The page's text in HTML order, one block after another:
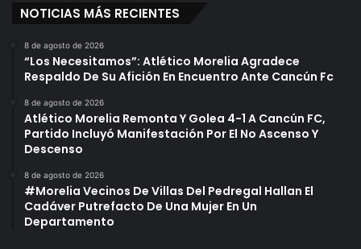
NOTICIAS MÁS RECIENTES
8 de agosto de 2026
“Los Necesitamos”: Atlético Morelia Agradece
Respaldo De Su Afición En Encuentro Ante Cancún Fc
8 de agosto de 2026
Atlético Morelia Remonta Y Golea 4-1 A Cancún FC,
Partido Incluyó Manifestación Por El No Ascenso Y
Descenso
8 de agosto de 2026
#Morelia Vecinos De Villas Del Pedregal Hallan El
Cadáver Putrefacto De Una Mujer En Un
Departamento